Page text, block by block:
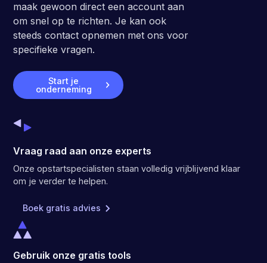
maak gewoon direct een account aan
om snel op te richten. Je kan ook
steeds contact opnemen met ons voor
specifieke vragen.
Start je
onderneming
Vraag raad aan onze experts
Onze opstartspecialisten staan volledig vrijblijvend klaar
om je verder te helpen.
Boek gratis advies
Gebruik onze gratis tools